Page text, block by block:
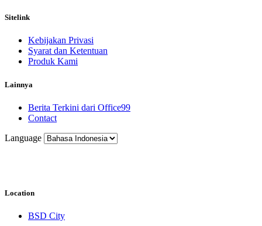
Sitelink
Kebijakan Privasi
Syarat dan Ketentuan
Produk Kami
Lainnya
Berita Terkini dari Office99
Contact
Language
Location
BSD City